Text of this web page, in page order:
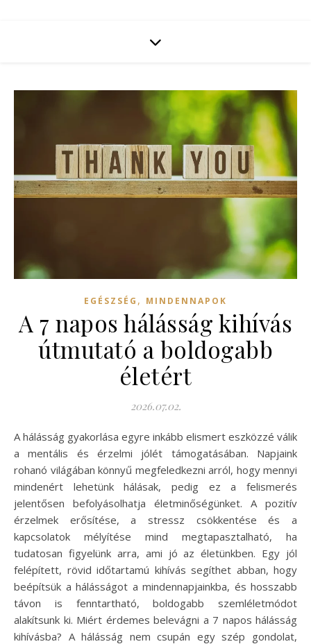
EGÉSZSÉG , MINDENNAPOK
A 7 napos hálásság kihívás
útmutató a boldogabb
életért
2026.07.02.
A hálásság gyakorlása egyre inkább elismert eszközzé válik
a mentális és érzelmi jólét támogatásában. Napjaink
rohanó világában könnyű megfeledkezni arról, hogy mennyi
mindenért lehetünk hálásak, pedig ez a felismerés
jelentősen befolyásolhatja életminőségünket. A pozitív
érzelmek erősítése, a stressz csökkentése és a
kapcsolatok mélyítése mind megtapasztalható, ha
tudatosan figyelünk arra, ami jó az életünkben. Egy jól
felépített, rövid időtartamú kihívás segíthet abban, hogy
beépítsük a hálásságot a mindennapjainkba, és hosszabb
távon is fenntartható, boldogabb szemléletmódot
alakítsunk ki. Miért érdemes belevágni a 7 napos hálásság
kihívásba? A hálásság nem csupán egy szép gondolat,